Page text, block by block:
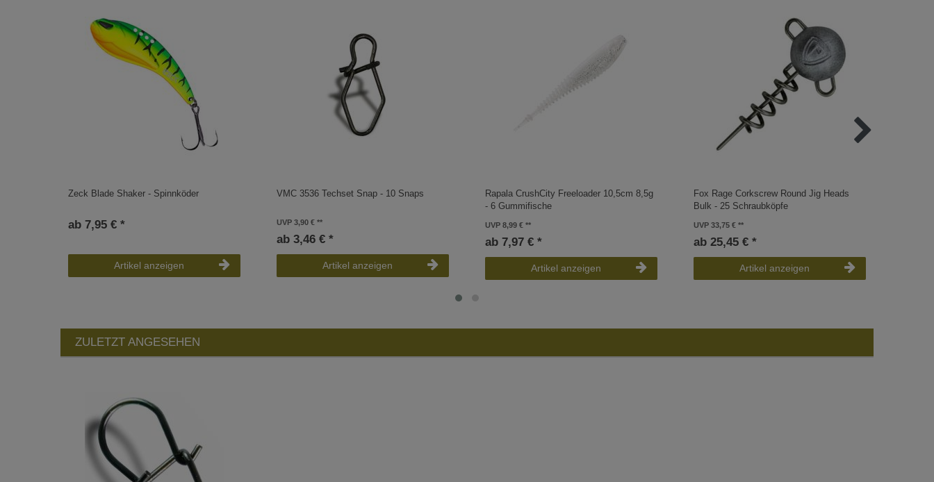
Zeck Blade Shaker - Spinnköder
ab 7,95 € *
Artikel anzeigen
VMC 3536 Techset Snap - 10 Snaps
UVP 3,90 €
ab 3,46 € *
Artikel anzeigen
Rapala CrushCity Freeloader 10,5cm 8,5g
- 6 Gummifische
UVP 8,99 €
ab 7,97 € *
Artikel anzeigen
Fox Rage Corkscrew Round Jig Heads
Bulk - 25 Schraubköpfe
UVP 33,75 €
ab 25,45 € *
Artikel anzeigen
ZULETZT ANGESEHEN